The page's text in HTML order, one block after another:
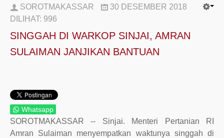
SOROTMAKASSAR
30 DESEMBER 2018
DILIHAT: 996
SINGGAH DI WARKOP SINJAI, AMRAN
SULAIMAN JANJIKAN BANTUAN
Whatsapp
SOROTMAKASSAR -- Sinjai. Menteri Pertanian RI
Amran Sulaiman menyempatkan waktunya singgah di